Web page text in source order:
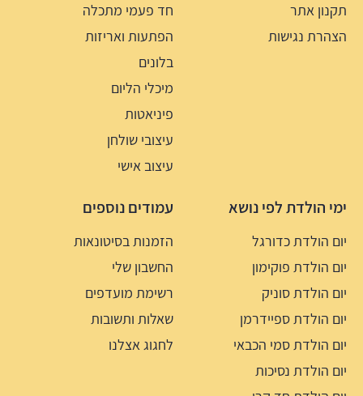
תקנון אתר
הצהרת נגישות
חד פעמי מתכלה
הפתעות ואריזות
בלונים
מיכלי הליום
פיניאטות
עיצובי שולחן
עיצוב אישי
ימי הולדת לפי נושא
יום הולדת כדורגל
יום הולדת פוקימון
יום הולדת סוניק
יום הולדת ספיידרמן
יום הולדת סמי הכבאי
יום הולדת נסיכות
עמודים נוספים
הזמנות בסיטונאות
החשבון שלי
רשימת מועדפים
שאלות ותשובות
לחגוג אצלנו